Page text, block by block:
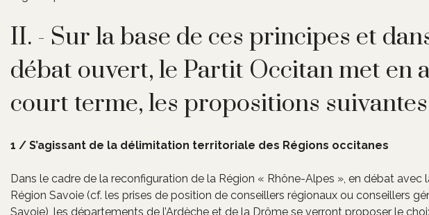
II. - Sur la base de ces principes et
débat ouvert, le Partit Occitan met en
court terme, les propositions suivantes
1 / S’agissant de la délimitation territoriale des Régions occitanes
Dans le cadre de la reconfiguration de la Région « Rhône-Alpes », en débat avec
Région Savoie (cf. les prises de position de conseillers régionaux ou conseillers
Savoie), les départements de l’Ardèche et de la Drôme se verront proposer le